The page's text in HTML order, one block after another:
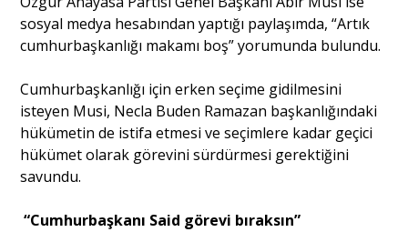
sosyal medya hesabından yaptığı paylaşımda, “Artık
cumhurbaşkanlığı makamı boş” yorumunda bulundu.
Cumhurbaşkanlığı için erken seçime gidilmesini
isteyen Musi, Necla Buden Ramazan başkanlığındaki
hükümetin de istifa etmesi ve seçimlere kadar geçici
hükümet olarak görevini sürdürmesi gerektiğini
savundu.
“Cumhurbaşkanı Said görevi bıraksın”